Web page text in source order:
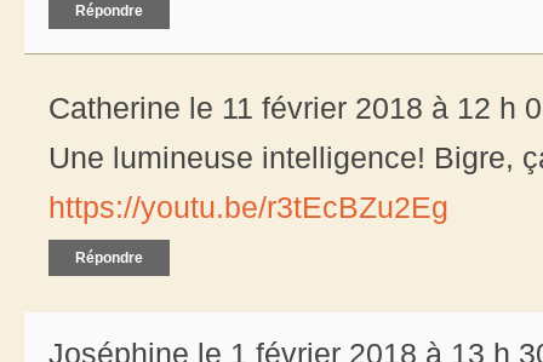
Répondre
Catherine le 11 février 2018 à 12 h
Une lumineuse intelligence! Bigre,
https://youtu.be/r3tEcBZu2Eg
Répondre
Joséphine le 1 février 2018 à 13 h